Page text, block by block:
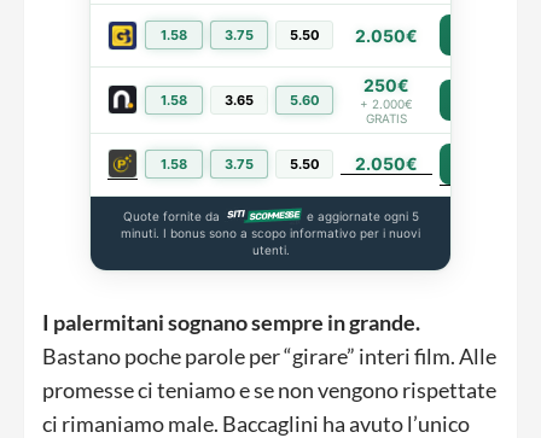
1.58 3.75 5.50 2.050€
1.58 3.65 5.60
250€
+ 2.000€
GRATIS
1.58 3.75 5.50 2.050€
Quote fornite da
e aggiornate ogni 5
minuti. I bonus sono a scopo informativo per i nuovi
utenti.
I palermitani sognano sempre in grande.
Bastano poche parole per “girare” interi film. Alle
promesse ci teniamo e se non vengono rispettate
ci rimaniamo male. Baccaglini ha avuto l’unico